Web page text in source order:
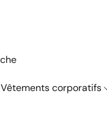
Vêtements corporatifs